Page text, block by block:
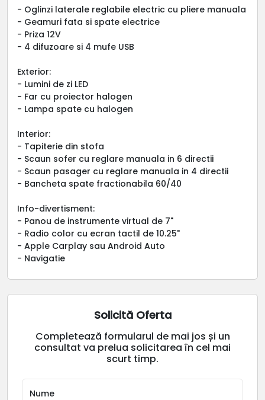
- Oglinzi laterale reglabile electric cu pliere manuala
- Geamuri fata si spate electrice
- Priza 12V
- 4 difuzoare si 4 mufe USB
Exterior:
- Lumini de zi LED
- Far cu proiector halogen
- Lampa spate cu halogen
Interior:
- Tapiterie din stofa
- Scaun sofer cu reglare manuala in 6 directii
- Scaun pasager cu reglare manuala in 4 directii
- Bancheta spate fractionabila 60/40
Info-divertisment:
- Panou de instrumente virtual de 7"
- Radio color cu ecran tactil de 10.25"
- Apple Carplay sau Android Auto
- Navigatie
Solicită Oferta
Completează formularul de mai jos și un
consultat va prelua solicitarea în cel mai
scurt timp.
Nume